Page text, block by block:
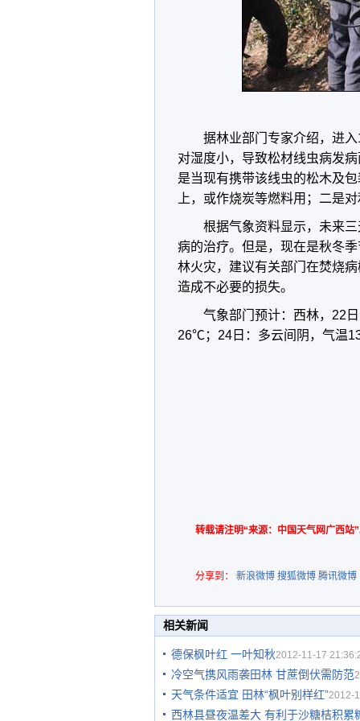
据林业部门专家介绍，进
对湿度小，导致松材线虫病发
是当现有携带该线虫的松木及
上，或作烧炭等燃料用；二是
根据气象资料显示，未来
病的治疗。但是，现在是秋冬
林火灾，建议有关部门在焚烧
造成不必要的损失。
气象部门预计：西林，22
26℃；24日：多云间阴，气温
转载请注明“来源：中国天气网广西站
分享到： 新浪微博 搜狐微博 腾讯微博
相关新闻
德保枫叶红 一叶知秋2012-11-17
冷空气携风雨袭田林 甘蔗倒伏需防范
天气条件适宜 田林“枫叶别样红”2012-
西林县昼夜温差大 有利于沙糖桔积累